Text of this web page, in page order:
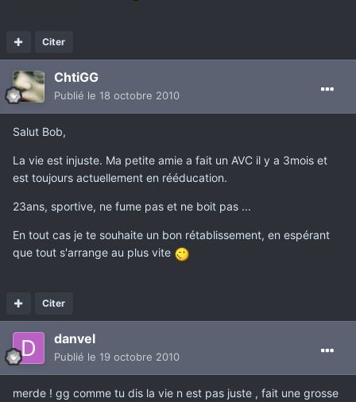
Citer
ChtiGG
Publié le 18 octobre 2010
Salut Bob,
La vie est injuste. Ma petite amie a fait un AVC il y a 3mois et
est toujours actuellement en rééducation.
23ans, sportive, ne fume pas et ne boit pas ...
En tout cas je te souhaite un bon rétablissement, en espérant
que tout s'arrange au plus vite
Citer
danvel
Publié le 19 octobre 2010
merde ! gg comme tu dis la vie n est pas juste , fait une grosse